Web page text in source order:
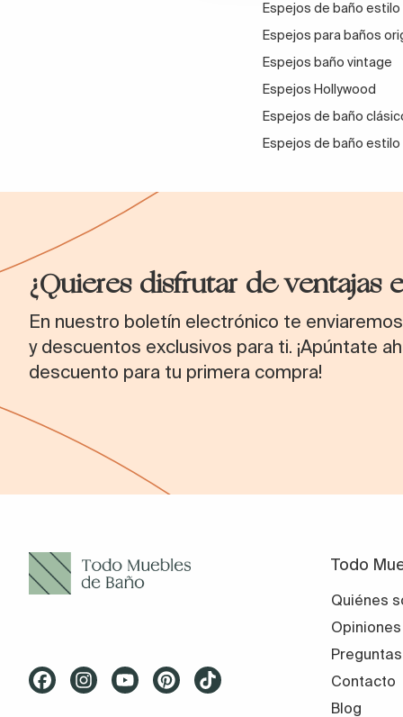
Espejos de baño
Espejos para baños
Espejos baño vintage
Espejos Hollywood
Espejos de baño
Espejos de baño
¿Quieres disfrutar de ventajas
En nuestro boletín electrónico te
y descuentos exclusivos para ti. ¡Apúntate
descuento para tu primera compra!
Todo
Quiénes
Opiniones
Contacto
Blog